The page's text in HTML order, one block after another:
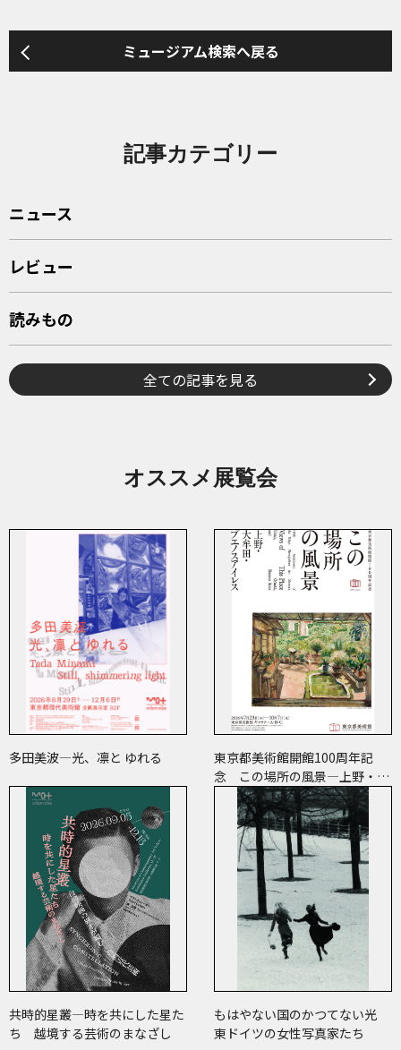
ミュージアム検索へ戻る
記事カテゴリー
ニュース
レビュー
読みもの
全ての記事を見る
オススメ展覧会
多田美波―光、凛と ゆれる
東京都美術館開館100周年記
念 この場所の風景―上野・大
牟田・ブエノスアイレス
共時的星叢―時を共にした星た
ち 越境する芸術のまなざし
もはやない国のかつてない光
東ドイツの女性写真家たち